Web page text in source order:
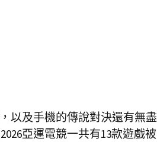
以及手機的傳說對決還有無盡
亞運電競一共有13款遊戲被